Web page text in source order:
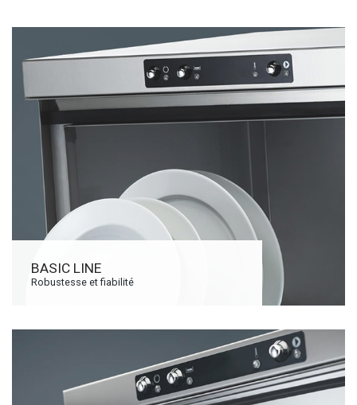
BASIC LINE
Robustesse et fiabilité